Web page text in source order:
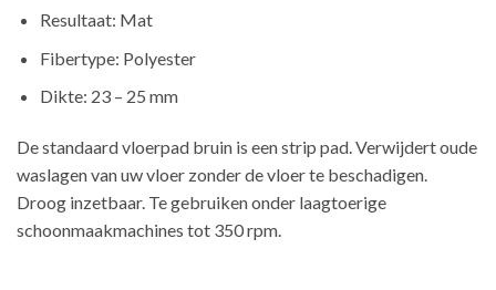
Resultaat: Mat
Fibertype: Polyester
Dikte: 23 – 25 mm
De standaard vloerpad bruin is een strip pad. Verwijdert oude
waslagen van uw vloer zonder de vloer te beschadigen.
Droog inzetbaar. Te gebruiken onder laagtoerige
schoonmaakmachines tot 350 rpm.